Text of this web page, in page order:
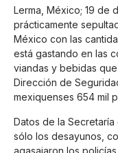
Lerma, México; 19 de
prácticamente
México con las
está gastando en las
viandas y bebidas
Dirección de
mexiquenses 654 mil
Datos de la
sólo los desayunos,
agasajaron los